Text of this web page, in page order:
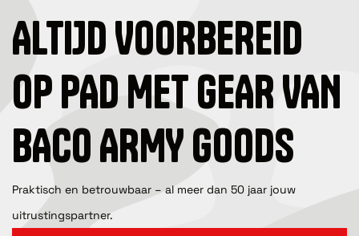
ALTIJD VOORBEREID
OP PAD MET GEAR VAN
BACO ARMY GOODS
Praktisch en betrouwbaar – al meer dan 50 jaar jouw
uitrustingspartner.